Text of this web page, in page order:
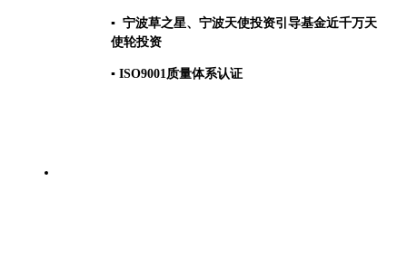
▪ 宁波草之星、宁波天使投资引导基金近千万天
使轮投资
▪ ISO9001质量体系认证